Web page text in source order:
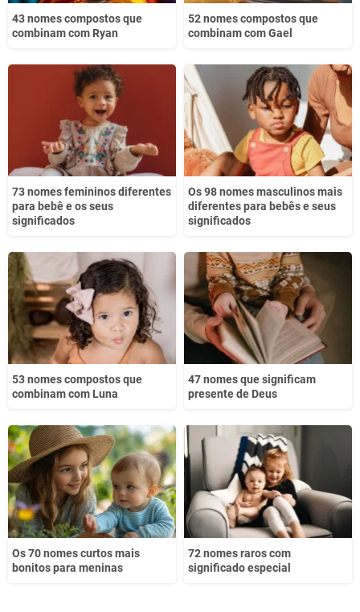
43 nomes compostos que
combinam com Ryan
52 nomes compostos que
combinam com Gael
73 nomes femininos diferentes
para bebê e os seus
significados
Os 98 nomes masculinos mais
diferentes para bebês e seus
significados
53 nomes compostos que
combinam com Luna
47 nomes que significam
presente de Deus
Os 70 nomes curtos mais
bonitos para meninas
72 nomes raros com
significado especial